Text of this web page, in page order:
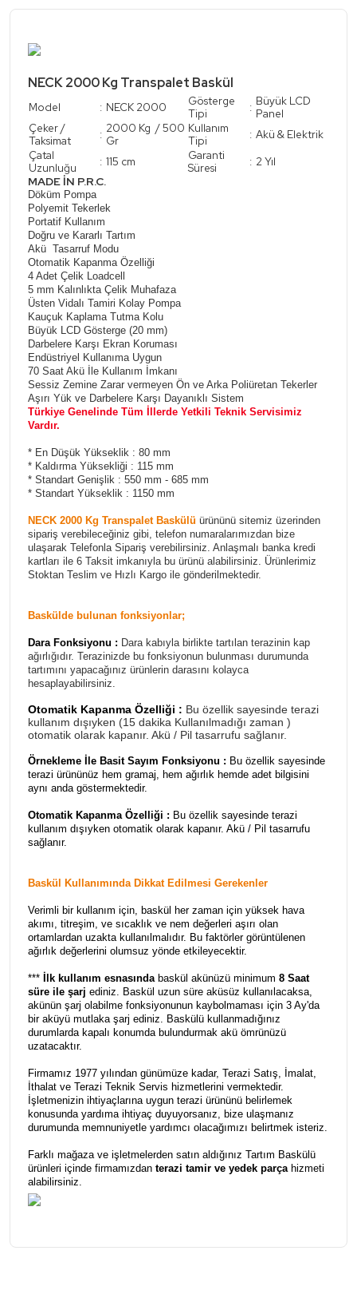
NECK 2000 Kg Transpalet Baskül
Model : NECK 2000
Gösterge
Tipi
: Büyük LCD
Panel
Çeker /
Taksimat
: 2000 Kg / 500
Gr
Kullanım
Tipi
: Akü & Elektrik
Çatal
Uzunluğu
: 115 cm
Garanti
Süresi
: 2 Yıl
MADE İN P.R.C.
Döküm Pompa
Polyemit Tekerlek
Portatif Kullanım
Doğru ve Kararlı Tartım
Akü Tasarruf Modu
Otomatik Kapanma Özelliği
4 Adet Çelik Loadcell
5 mm Kalınlıkta Çelik Muhafaza
Üsten Vidalı Tamiri Kolay Pompa
Kauçuk Kaplama Tutma Kolu
Büyük LCD Gösterge (20 mm)
Darbelere Karşı Ekran Koruması
Endüstriyel Kullanıma Uygun
70 Saat Akü İle Kullanım İmkanı
Sessiz Zemine Zarar vermeyen Ön ve Arka Poliüretan Tekerler
Aşırı Yük ve Darbelere Karşı Dayanıklı Sistem
Türkiye Genelinde Tüm İllerde Yetkili Teknik Servisimiz
Vardır.
* En Düşük Yükseklik : 80 mm
* Kaldırma Yüksekliği : 115 mm
* Standart Genişlik : 550 mm - 685 mm
* Standart Yükseklik : 1150 mm
NECK 2000 Kg Transpalet Baskülü ürününü sitemiz üzerinden
sipariş verebileceğiniz gibi, telefon numaralarımızdan bize
ulaşarak Telefonla Sipariş verebilirsiniz. Anlaşmalı banka kredi
kartları ile 6 Taksit imkanıyla bu ürünü alabilirsiniz. Ürünlerimiz
Stoktan Teslim ve Hızlı Kargo ile gönderilmektedir.
Baskülde bulunan fonksiyonlar;
Dara Fonksiyonu : Dara kabıyla birlikte tartılan terazinin kap
ağırlığıdır. Terazinizde bu fonksiyonun bulunması durumunda
tartımını yapacağınız ürünlerin darasını kolayca
hesaplayabilirsiniz.
Otomatik Kapanma Özelliği : Bu özellik sayesinde terazi
kullanım dışıyken (15 dakika Kullanılmadığı zaman )
otomatik olarak kapanır. Akü / Pil tasarrufu sağlanır.
Örnekleme İle Basit Sayım Fonksiyonu : Bu özellik sayesinde
terazi ürününüz hem gramaj, hem ağırlık hemde adet bilgisini
aynı anda göstermektedir.
Otomatik Kapanma Özelliği : Bu özellik sayesinde terazi
kullanım dışıyken otomatik olarak kapanır. Akü / Pil tasarrufu
sağlanır.
Baskül Kullanımında Dikkat Edilmesi Gerekenler
Verimli bir kullanım için, baskül her zaman için yüksek hava
akımı, titreşim, ve sıcaklık ve nem değerleri aşırı olan
ortamlardan uzakta kullanılmalıdır. Bu faktörler görüntülenen
ağırlık değerlerini olumsuz yönde etkileyecektir.
*** İlk kullanım esnasındabaskül akünüzü minimum 8 Saat
süre ile şarj ediniz. Baskül uzun süre aküsüz kullanılacaksa,
akünün şarj olabilme fonksiyonunun kaybolmaması için 3 Ay'da
bir aküyü mutlaka şarj ediniz. Baskülü kullanmadığınız
durumlarda kapalı konumda bulundurmak akü ömrünüzü
uzatacaktır.
Firmamız 1977 yılından günümüze kadar, Terazi Satış, İmalat,
İthalat ve Terazi Teknik Servis hizmetlerini vermektedir.
İşletmenizin ihtiyaçlarına uygun terazi ürününü belirlemek
konusunda yardıma ihtiyaç duyuyorsanız, bize ulaşmanız
durumunda memnuniyetle yardımcı olacağımızı belirtmek isteriz.
Farklı mağaza ve işletmelerden satın aldığınız Tartım Baskülü
ürünleri içinde firmamızdan terazi tamir ve yedek parçahizmeti
alabilirsiniz.